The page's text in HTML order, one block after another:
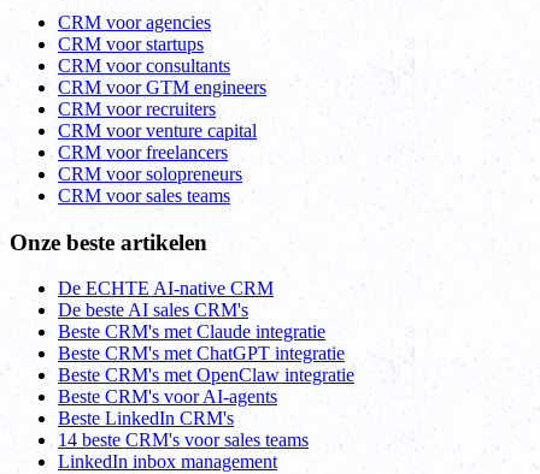
CRM voor agencies
CRM voor startups
CRM voor consultants
CRM voor GTM engineers
CRM voor recruiters
CRM voor venture capital
CRM voor freelancers
CRM voor solopreneurs
CRM voor sales teams
Onze beste artikelen
De ECHTE AI-native CRM
De beste AI sales CRM's
Beste CRM's met Claude integratie
Beste CRM's met ChatGPT integratie
Beste CRM's met OpenClaw integratie
Beste CRM's voor AI-agents
Beste LinkedIn CRM's
14 beste CRM's voor sales teams
LinkedIn inbox management